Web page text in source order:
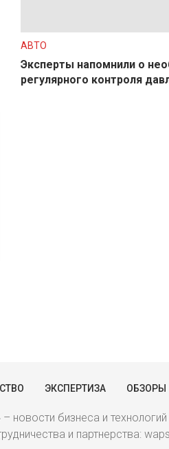
АВТО
Эксперты напомнили о
регулярного контроля
ЭКСПЕРТИЗА ОБЗОРЫ
новости бизнеса и
и партнерства: